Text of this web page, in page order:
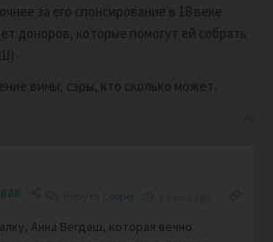
за его спонсирование в 18 веке
доноров, которые помогут ей собрать
вины, сэры, кто сколько может.
Cooper
Анна Вегдаш, которая вечно